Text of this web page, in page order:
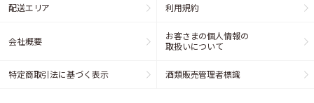
配送エリア 利用規約
会社概要
お客さまの個人情報の
取扱いについて
特定商取引法に基づく表示 酒類販売管理者標識